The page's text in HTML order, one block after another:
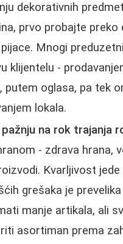
dekorativnih
prvo probajte preko
Mnogi
klijentelu -
putem oglasa, pa tek
lokala.
na rok trajanja
- zdrava hrana,
Kvarljivost jede
grešaka je
manje artikala, ali
asortiman prema